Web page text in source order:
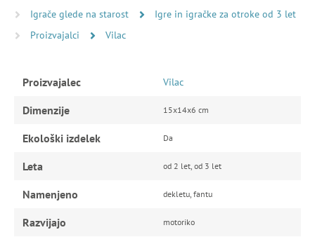
Igrače glede na starost
Igre in igračke za otroke od 3 let
Proizvajalci
Vilac
Proizvajalec Vilac
Dimenzije 15x14x6 cm
Ekološki izdelek Da
Leta od 2 let, od 3 let
Namenjeno dekletu, fantu
Razvijajo motoriko